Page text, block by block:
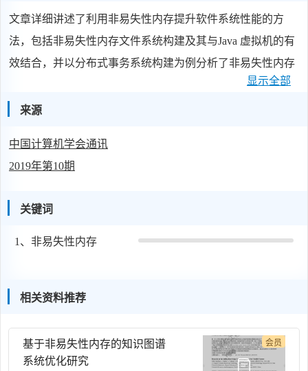
文章详细讲述了利用非易失性内存提升软件系统性能的方
法，包括非易失性内存文件系统构建及其与Java 虚拟机的有
效结合，并以分布式事务系统构建为例分析了非易失性内存
显示全部
来源
中国计算机学会通讯
2019年第10期
关键词
1、 非易失性内存
相关资料推荐
基于非易失性内存的知识图谱
系统优化研究
会员